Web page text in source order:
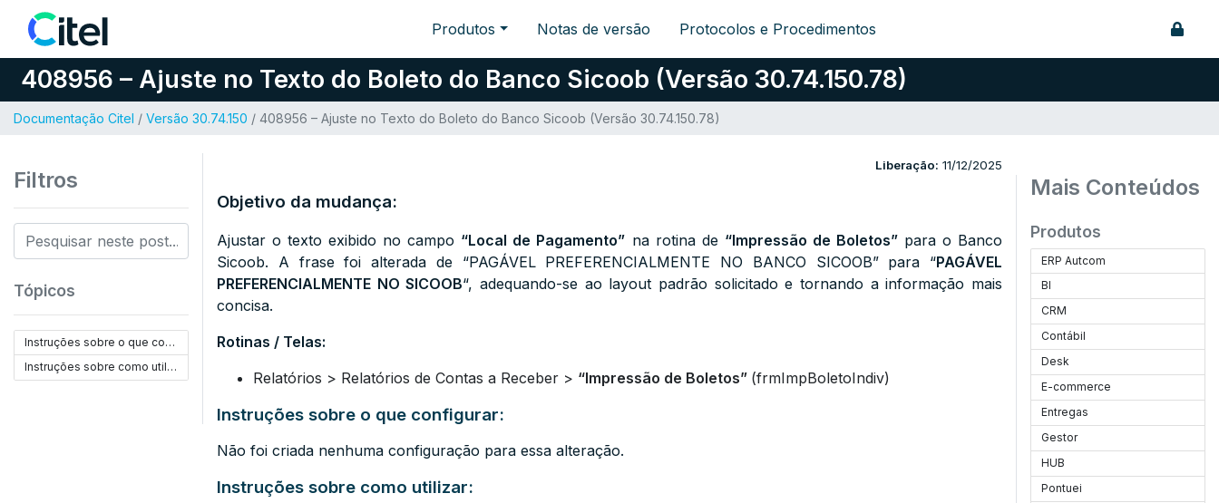
Pular para o conteúdo Produtos Notas de versão Protocolos e Procedimentos
408956 – Ajuste no Texto do Boleto do Banco Sicoob (Versão 30.74.150.78)
Documentação Citel / Versão 30.74.150 / 408956 – Ajuste no Texto do Boleto do Banco Sicoob (Versão 30.74.150.78)
Filtros
Tópicos
Instruções sobre o que configurar:
Instruções sobre como utilizar:
Liberação: 11/12/2025
Objetivo da mudança:
Ajustar o texto exibido no campo “Local de Pagamento” na rotina de “Impressão de Boletos”para o Banco
Sicoob. A frase foi alterada de “PAGÁVEL PREFERENCIALMENTE NO BANCO SICOOB” para “PAGÁVEL
PREFERENCIALMENTE NO SICOOB“, adequando-se ao layout padrão solicitado e tornando a informação mais
concisa.
Rotinas / Telas:
Relatórios > Relatórios de Contas a Receber > “Impressão de Boletos” (frmImpBoletoIndiv)
Instruções sobre o que configurar:
Não foi criada nenhuma configuração para essa alteração.
Instruções sobre como utilizar:
Mais Conteúdos
Produtos
ERP Autcom
BI
CRM
Contábil
Desk
E-commerce
Entregas
Gestor
HUB
Pontuei